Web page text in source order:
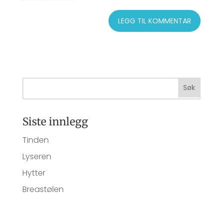
Siste innlegg
Tinden
Lyseren
Hytter
Breastølen